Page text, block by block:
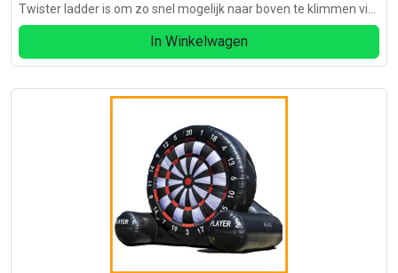
Twister ladder is om zo snel mogelijk naar boven te klimmen via
de ladder. Dit valt echter niet mee, want de ladder is erg
In Winkelwagen